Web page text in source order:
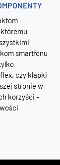
smartfonu
czy klapki
stronie w
korzyści –